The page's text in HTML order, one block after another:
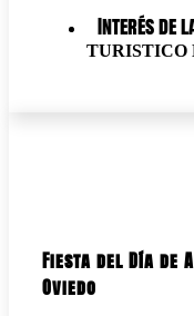
Interés de
TURISTICO
Fiesta del Día de
Oviedo